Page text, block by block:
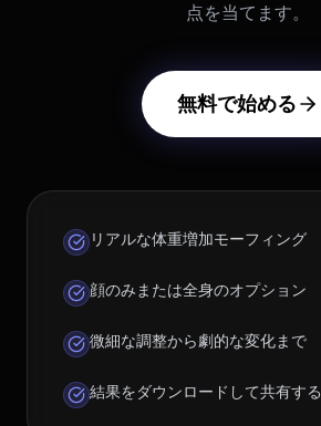
点を当てます。
無料で始める
リアルな体重増加モーフィング
顔のみまたは全身のオプション
微細な調整から劇的な変化まで
結果をダウンロードして共有する